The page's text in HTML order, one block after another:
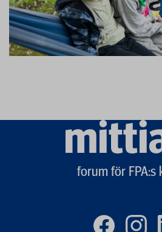
Mittiallt
forum för FPA:s